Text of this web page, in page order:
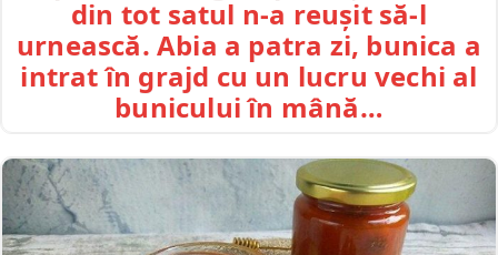
din tot satul n-a reușit să-l
urnească. Abia a patra zi, bunica a
intrat în grajd cu un lucru vechi al
bunicului în mână…